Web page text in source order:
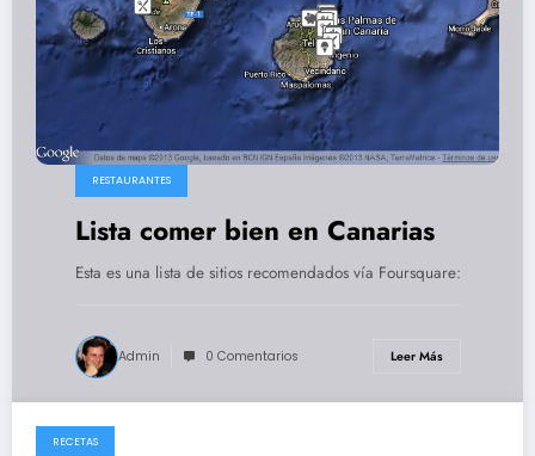
RESTAURANTES
Lista comer bien en Canarias
Esta es una lista de sitios recomendados vía Foursquare:
Admin 0 Comentarios Leer Más
RECETAS